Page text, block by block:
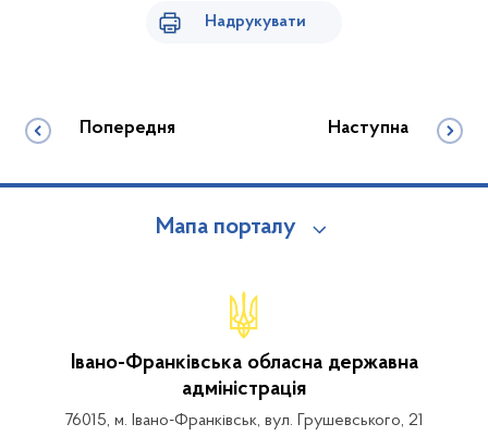
Надрукувати
Попередня Наступна
Мапа порталу
Івано-Франківська обласна державна
адміністрація
76015, м. Івано-Франківськ, вул. Грушевського, 21